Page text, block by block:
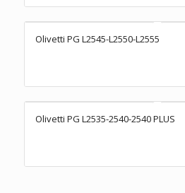
Olivetti PG L2545-L2550-L2555
Olivetti PG L2535-2540-2540 PLUS